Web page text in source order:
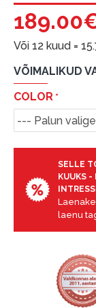
garantii ja
Laenake
Või 12 kuud =
VÕIMALIKUD
COLOR
SELLE
KUUKS -
laenu